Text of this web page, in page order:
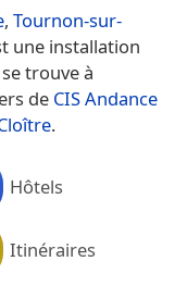
, Tournon-sur-
une installation
trouve à
de CIS Andance
.
Hôtels
Itinéraires